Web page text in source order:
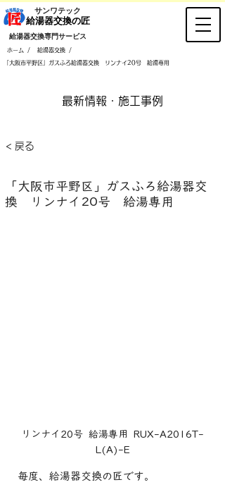
ホーム / 給湯器交換 /
「大阪市平野区」ガスふろ給湯器交換 リンナイ20号 給湯専用
​サンワテック
​給湯器交換の匠
​給湯器交換専門サービス
​最新情報・施工事例
< 戻る
「大阪市平野区」ガスふろ給湯器交
換 リンナイ20号 給湯専用
リンナイ20号  給湯専用  RUX-A2016T-
L(A)-E
毎度、給湯器交換の匠です。